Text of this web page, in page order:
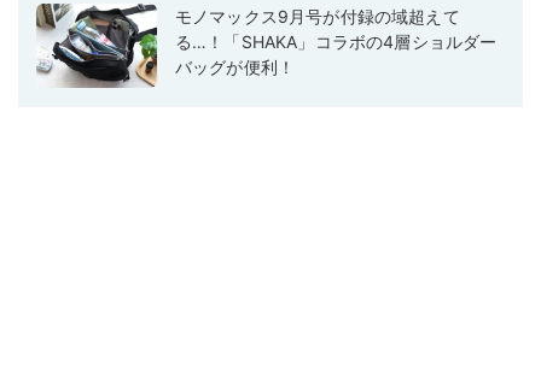
モノマックス9月号が付録の域超えて
る…！「SHAKA」コラボの4層ショルダー
バッグが便利！